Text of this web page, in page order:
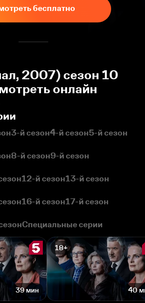
бесплатно
2007) сезон 10
онлайн
3-й сезон4-й сезон5-й сезон
8-й сезон9-й сезон
12-й сезон13-й сезон
16-й сезон17-й сезон
Специальные серии
39 мин
18+
40